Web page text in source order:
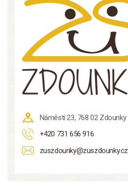
Náměstí 23, 768 02 Zdounky
+420 731 656 916
zuszdounky@zuszdounky.cz